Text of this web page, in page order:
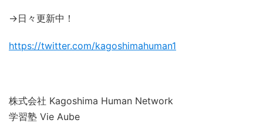
→日々更新中！
https://twitter.com/kagoshimahuman1
株式会社 Kagoshima Human Network
学習塾 Vie Aube